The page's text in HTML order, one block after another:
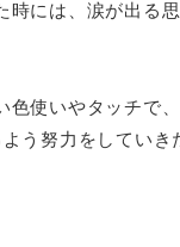
時には、涙が出る
色使いやタッチで
う努力をしていき